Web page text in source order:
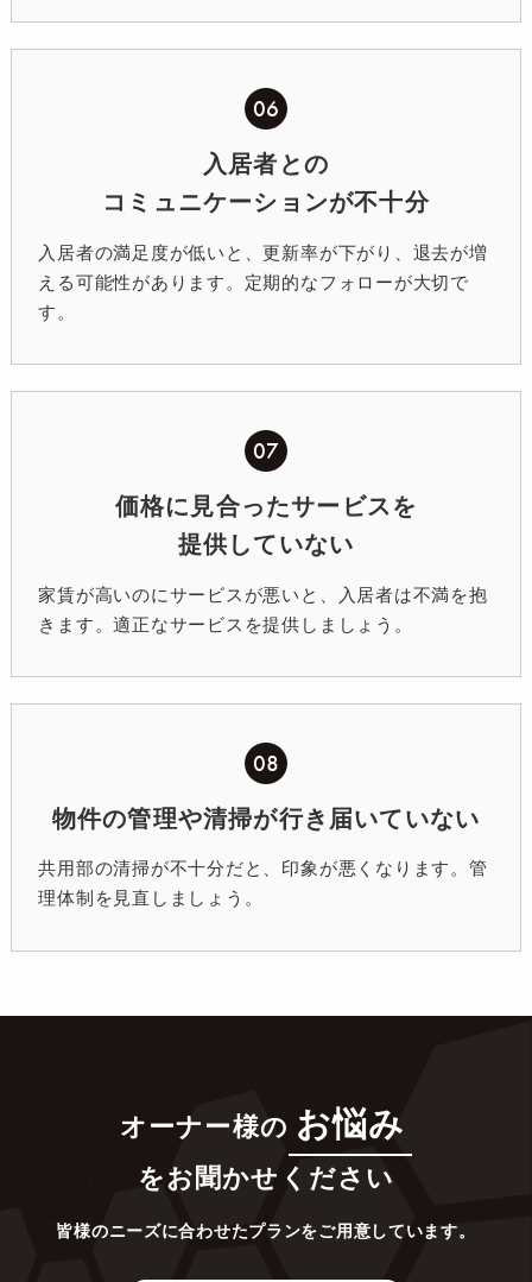
06
入居者との
コミュニケーションが不十分
入居者の満足度が低いと、更新率が下がり、退去が増
える可能性があります。定期的なフォローが大切で
す。
07
価格に見合ったサービスを
提供していない
家賃が高いのにサービスが悪いと、入居者は不満を抱
きます。適正なサービスを提供しましょう。
08
物件の管理や清掃が行き届いていない
共用部の清掃が不十分だと、印象が悪くなります。管
理体制を見直しましょう。
オーナー様の お悩み
をお聞かせください
皆様のニーズに合わせたプランをご用意しています。